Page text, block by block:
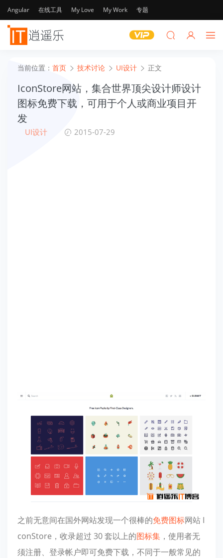
Angular 在线工具 My Love My Work 专题
当前位置： 首页 技术讨论 UI设计 正文
IconStore网站，集合世界顶尖设计师设计
图标免费下载，可用于个人或商业项目开
发
UI设计 2015-07-29
之前无意间在国外网站发现一个很棒的免费图标网站 I
conStore，收录超过 30 套以上的图标集 ，使用者无
须注册、登录帐户即可免费下载，不同于一般常见的